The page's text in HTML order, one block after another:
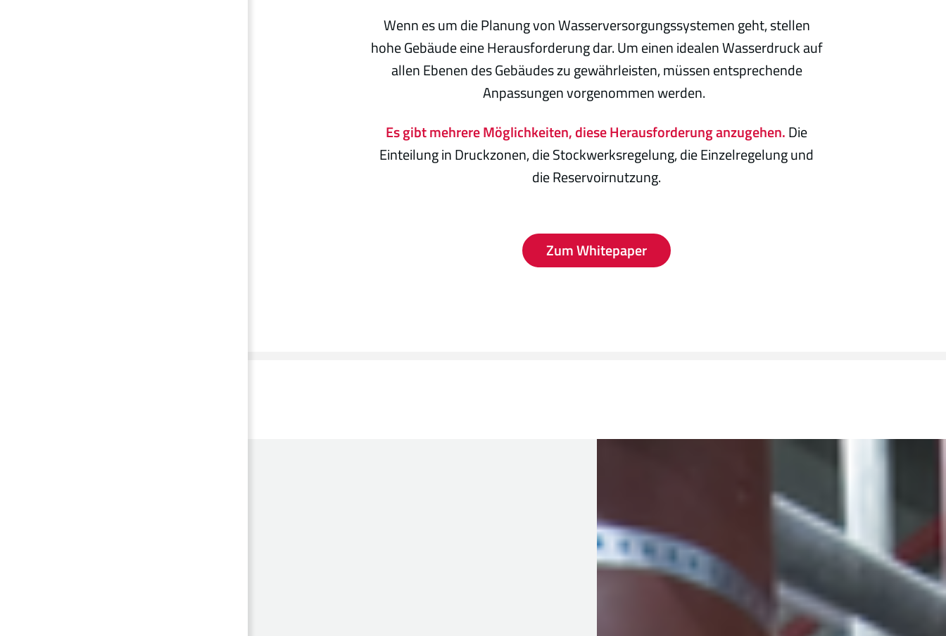
Wenn es um die Planung von Wasserversorgungssystemen geht, stellen
hohe Gebäude eine Herausforderung dar. Um einen idealen Wasserdruck auf
allen Ebenen des Gebäudes zu gewährleisten, müssen entsprechende
Anpassungen vorgenommen werden.
Es gibt mehrere Möglichkeiten, diese Herausforderung anzugehen.Die
Einteilung in Druckzonen, die Stockwerksregelung, die Einzelregelung und
die Reservoirnutzung.
Zum Whitepaper